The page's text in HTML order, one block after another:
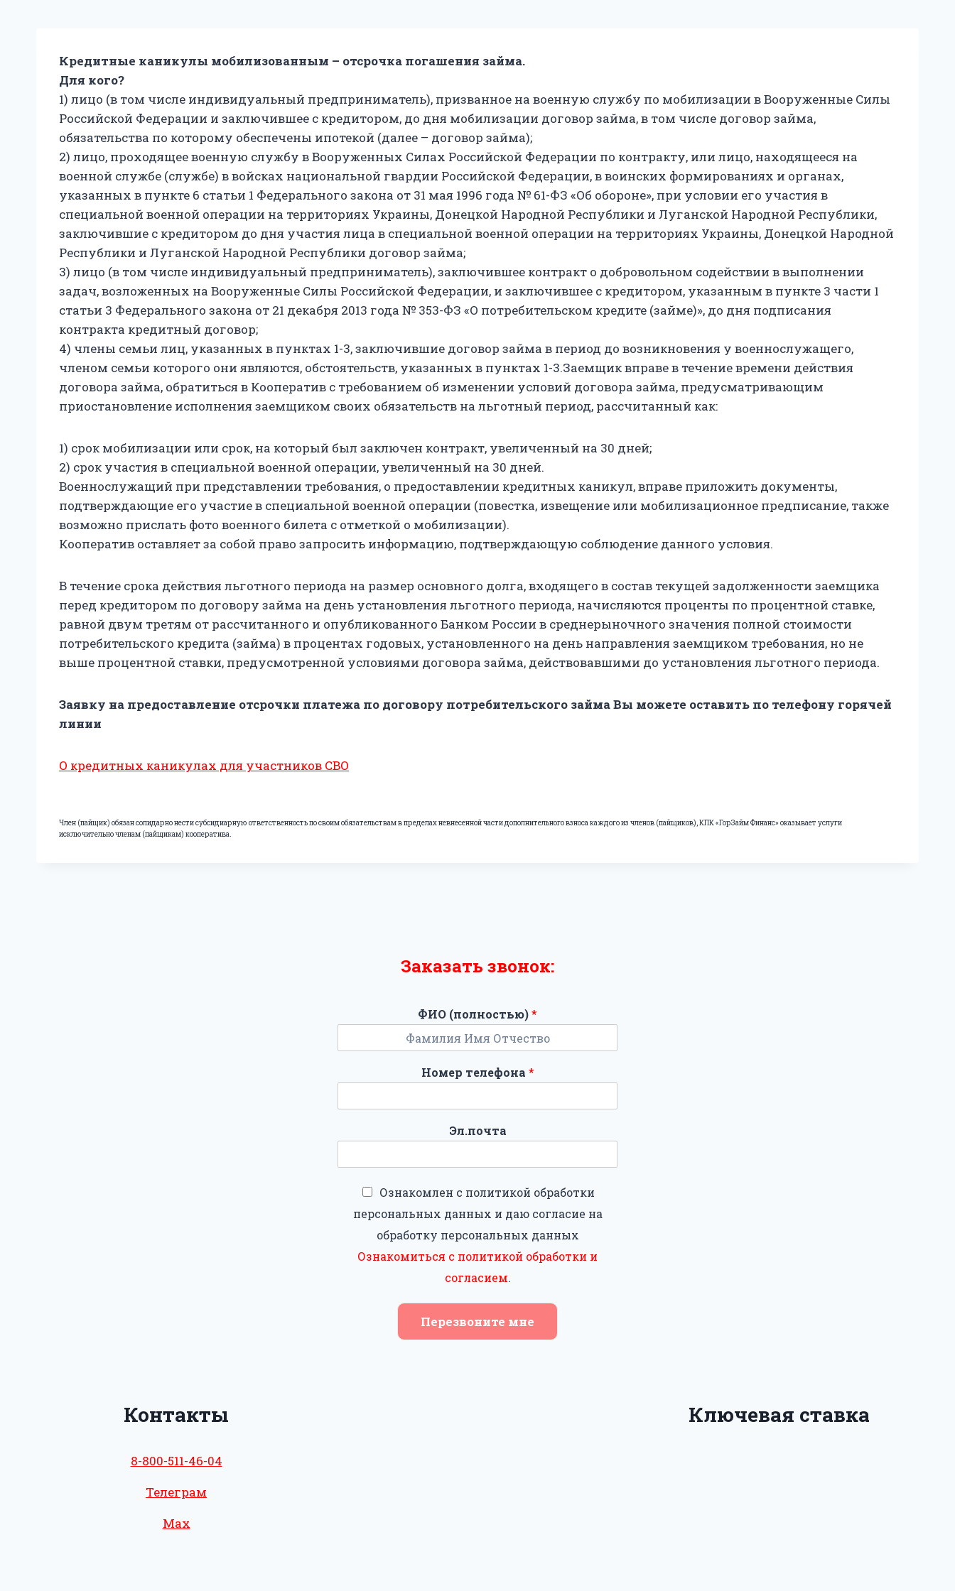
Кредитные каникулы мобилизованным – отсрочка погашения займа.
Для кого?
1) лицо (в том числе индивидуальный предприниматель), призванное на военную службу по мобилизации в Вооруженные Силы
Российской Федерации и заключившее с кредитором, до дня мобилизации договор займа, в том числе договор займа,
обязательства по которому обеспечены ипотекой (далее – договор займа);
2) лицо, проходящее военную службу в Вооруженных Силах Российской Федерации по контракту, или лицо, находящееся на
военной службе (службе) в войсках национальной гвардии Российской Федерации, в воинских формированиях и органах,
указанных в пункте 6 статьи 1 Федерального закона от 31 мая 1996 года № 61-ФЗ «Об обороне», при условии его участия в
специальной военной операции на территориях Украины, Донецкой Народной Республики и Луганской Народной Республики,
заключившие с кредитором до дня участия лица в специальной военной операции на территориях Украины, Донецкой Народной
Республики и Луганской Народной Республики договор займа;
3) лицо (в том числе индивидуальный предприниматель), заключившее контракт о добровольном содействии в выполнении
задач, возложенных на Вооруженные Силы Российской Федерации, и заключившее с кредитором, указанным в пункте 3 части 1
статьи 3 Федерального закона от 21 декабря 2013 года № 353-ФЗ «О потребительском кредите (займе)», до дня подписания
контракта кредитный договор;
4) члены семьи лиц, указанных в пунктах 1-3, заключившие договор займа в период до возникновения у военнослужащего,
членом семьи которого они являются, обстоятельств, указанных в пунктах 1-3.Заемщик вправе в течение времени действия
договора займа, обратиться в Кооператив с требованием об изменении условий договора займа, предусматривающим
приостановление исполнения заемщиком своих обязательств на льготный период, рассчитанный как:
1) срок мобилизации или срок, на который был заключен контракт, увеличенный на 30 дней;
2) срок участия в специальной военной операции, увеличенный на 30 дней.
Военнослужащий при представлении требования, о предоставлении кредитных каникул, вправе приложить документы,
подтверждающие его участие в специальной военной операции (повестка, извещение или мобилизационное предписание, также
возможно прислать фото военного билета с отметкой о мобилизации).
Кооператив оставляет за собой право запросить информацию, подтверждающую соблюдение данного условия.
В течение срока действия льготного периода на размер основного долга, входящего в состав текущей задолженности заемщика
перед кредитором по договору займа на день установления льготного периода, начисляются проценты по процентной ставке,
равной двум третям от рассчитанного и опубликованного Банком России в среднерыночного значения полной стоимости
потребительского кредита (займа) в процентах годовых, установленного на день направления заемщиком требования, но не
выше процентной ставки, предусмотренной условиями договора займа, действовавшими до установления льготного периода.
Заявку на предоставление отсрочки платежа по договору потребительского займа Вы можете оставить по телефону горячей
линии
О кредитных каникулах для участников СВО
Член (пайщик) обязан солидарно нести субсидиарную ответственность по своим обязательствам в пределах невнесенной части дополнительного взноса каждого из членов (пайщиков), КПК «ГорЗайм Финанс» оказывает услуги
исключительно членам (пайщикам) кооператива.
Заказать звонок:
ФИО (полностью)*
Номер телефона *
Эл.почта
Ознакомлен с политикой обработки
персональных данных и даю согласие на
обработку персональных данных
Ознакомиться с политикой обработки и
согласием.
Перезвоните мне
Контакты
8-800-511-46-04
Телеграм
Max
Ключевая ставка